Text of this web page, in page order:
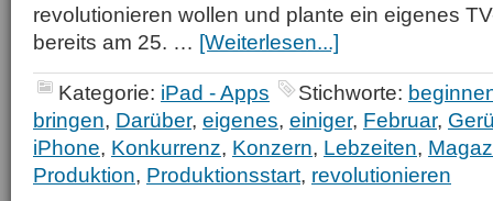
revolutionieren wollen und plante ein eigenes
bereits am 25. … [Weiterlesen...]
Kategorie: iPad - Apps Stichworte:
bringen, Darüber, eigenes, einiger, Februar,
iPhone, Konkurrenz, Konzern, Lebzeiten,
Produktion, Produktionsstart, revolutionieren